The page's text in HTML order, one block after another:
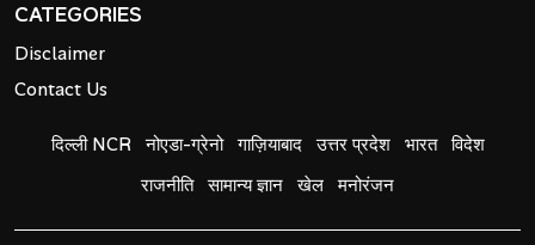
CATEGORIES
Disclaimer
Contact Us
दिल्ली NCR नोएडा-ग्रेनो गाज़ियाबाद उत्तर प्रदेश भारत विदेश
राजनीति सामान्य ज्ञान खेल मनोरंजन